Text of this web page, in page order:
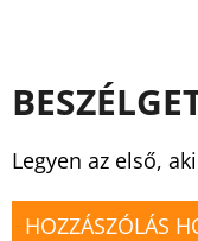
Legyen az első,
HOZZÁSZÓLÁS